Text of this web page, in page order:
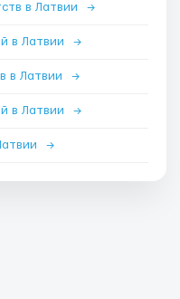
в Латвии →
в Латвии →
в Латвии →
в Латвии →
→